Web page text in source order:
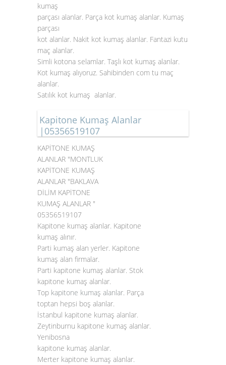
kumaş
parçası alanlar. Parça kot kumaş alanlar. Kumaş
parçası
kot alanlar. Nakit kot kumaş alanlar. Fantazi kutu
maç alanlar.
Simli kotona selamlar. Taşlı kot kumaş alanlar.
Kot kumaş alıyoruz. Sahibinden com tu maç
alanlar.
Satılık kot kumaş alanlar.
Kapitone Kumaş Alanlar
|05356519107
KAPİTONE KUMAŞ
ALANLAR "MONTLUK
KAPİTONE KUMAŞ
ALANLAR "BAKLAVA
DİLİM KAPİTONE
KUMAŞ ALANLAR "
05356519107
Kapitone kumaş alanlar. Kapitone
kumaş alınır.
Parti kumaş alan yerler. Kapitone
kumaş alan firmalar.
Parti kapitone kumaş alanlar. Stok
kapitone kumaş alanlar.
Top kapitone kumaş alanlar. Parça
toptan hepsi boş alanlar.
İstanbul kapitone kumaş alanlar.
Zeytinburnu kapitone kumaş alanlar.
Yenibosna
kapitone kumaş alanlar.
Merter kapitone kumaş alanlar.